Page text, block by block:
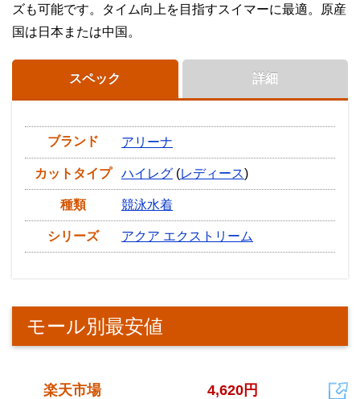
ズも可能です。タイム向上を目指すスイマーに最適。原産
国は日本または中国。
スペック
ブランド アリーナ
カットタイプ ハイレグ (レディース)
種類 競泳水着
シリーズ アクア エクストリーム
詳細
モール別最安値
楽天市場 4,620円